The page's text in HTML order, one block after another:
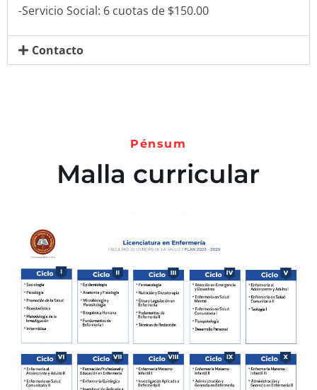
-Servicio Social: 6 cuotas de $150.00
Contacto
Pénsum
Malla curricular